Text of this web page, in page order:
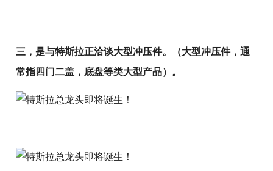
三，是与特斯拉正洽谈大型冲压件。（大型冲压件，通
常指四门二盖，底盘等类大型产品）。